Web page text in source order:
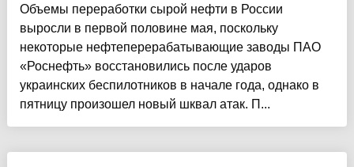
Объемы переработки сырой нефти в России
выросли в первой половине мая, поскольку
некоторые нефтеперерабатывающие заводы ПАО
«Роснефть» восстановились после ударов
украинских беспилотников в начале года, однако в
пятницу произошел новый шквал атак. П...